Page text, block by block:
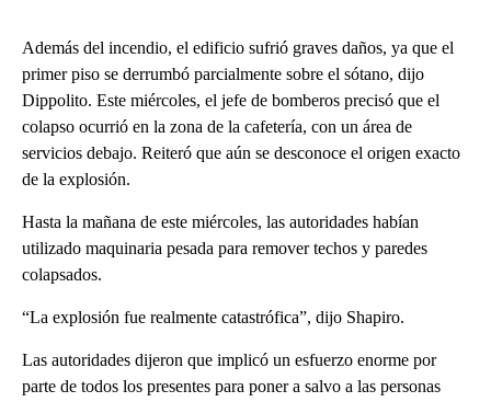
Además del incendio, el edificio sufrió graves daños, ya que el
primer piso se derrumbó parcialmente sobre el sótano, dijo
Dippolito. Este miércoles, el jefe de bomberos precisó que el
colapso ocurrió en la zona de la cafetería, con un área de
servicios debajo. Reiteró que aún se desconoce el origen exacto
de la explosión.
Hasta la mañana de este miércoles, las autoridades habían
utilizado maquinaria pesada para remover techos y paredes
colapsados.
“La explosión fue realmente catastrófica”, dijo Shapiro.
Las autoridades dijeron que implicó un esfuerzo enorme por
parte de todos los presentes para poner a salvo a las personas